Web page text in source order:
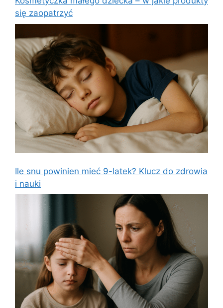
się zaopatrzyć
Ile snu powinien mieć 9-latek? Klucz do zdrowia
i nauki